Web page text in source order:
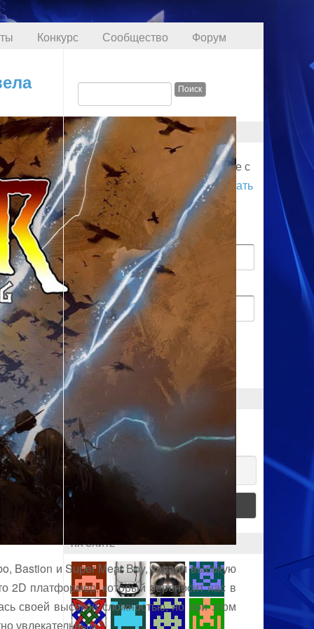
Конкурс Сообщество Форум
Bastion и Super Meat Boy, задали высокую
2D платформер, который переносит нас в
своей высокой сложностью, но при этом
увлекательным.
ПРОФИЛЬ
Для начала соединения войдите с
логином. Вы также можетесоздать
аккаунт.
Имя пользователя
Пароль
Запомнить меня
Хочешь получать новости?
Email
НА САЙТЕ